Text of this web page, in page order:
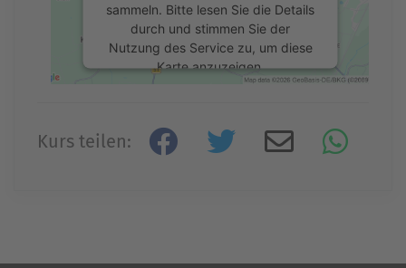
sammeln. Bitte lesen Sie die Details
durch und stimmen Sie der
Nutzung des Service zu, um diese
Karte anzuzeigen.
Kurs teilen: